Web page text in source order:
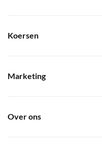
Koersen
Marketing
Over ons